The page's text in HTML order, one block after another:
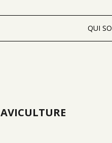
QUI
AVICULTURE